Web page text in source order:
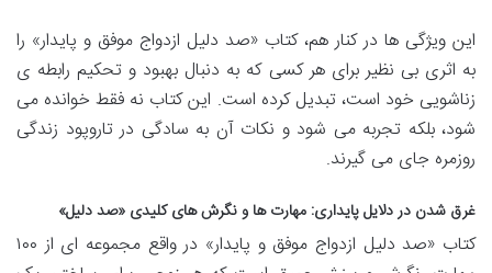
این ویژگی ها در کنار هم، کتاب «صد دلیل ازدواج موفق و پایدار» را
به اثری بی نظیر برای هر کسی که به دنبال بهبود و تحکیم رابطه ی
زناشویی خود است، تبدیل کرده است. این کتاب نه فقط خوانده می
شود، بلکه تجربه می شود و نکات آن به سادگی در تاروپود زندگی
روزمره جای می گیرند.
غرق شدن در دلایل پایداری: مهارت ها و نگرش های کلیدی «صد دلیل»
کتاب «صد دلیل ازدواج موفق و پایدار» در واقع مجموعه ای از ۱۰۰